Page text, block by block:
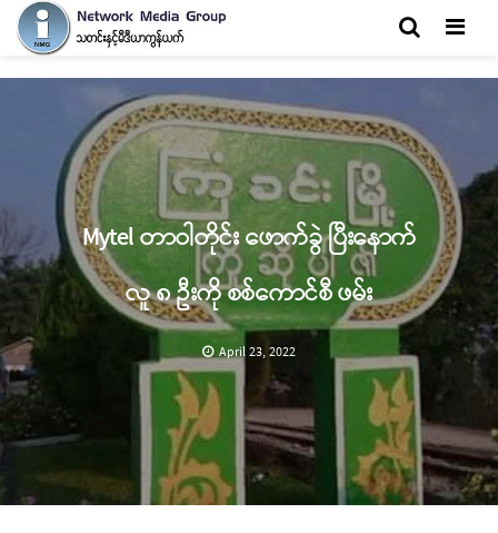
Mytel တာဝါတိုင်း ဖောက်ခွဲ ပြီးနောက်
လူ ၈ ဦးကို စစ်ကောင်စီ ဖမ်း
April 23, 2022